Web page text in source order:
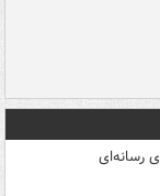
رسانه‌ای